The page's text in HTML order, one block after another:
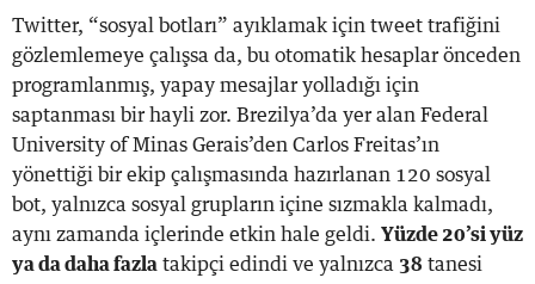
Twitter, “sosyal botları” ayıklamak için tweet trafiğini
gözlemlemeye çalışsa da, bu otomatik hesaplar önceden
programlanmış, yapay mesajlar yolladığı için
saptanması bir hayli zor. Brezilya’da yer alan Federal
University of Minas Gerais’den Carlos Freitas’ın
yönettiği bir ekip çalışmasında hazırlanan 120 sosyal
bot, yalnızca sosyal grupların içine sızmakla kalmadı,
aynı zamanda içlerinde etkin hale geldi. Yüzde 20’si yüz
ya da daha fazla takipçi edindi ve yalnızca 38 tanesi